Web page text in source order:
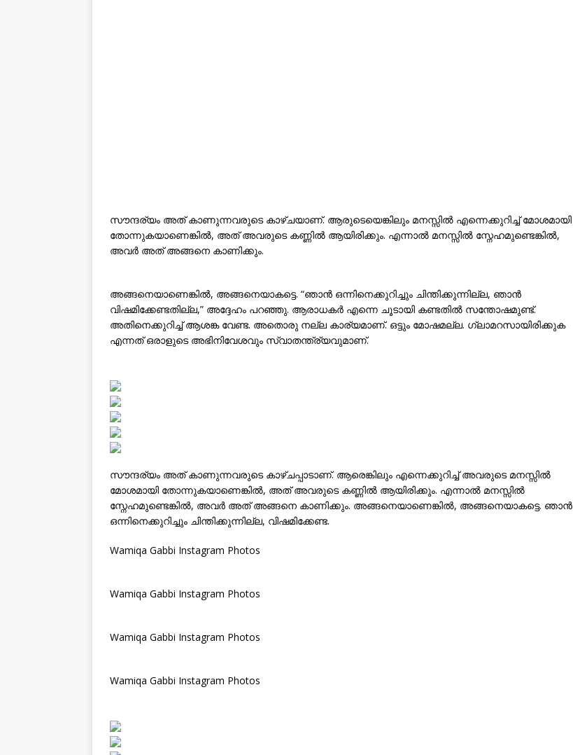
സൗന്ദര്യം അത് കാണുന്നവരുടെ കാഴ്ചയാണ്. ആരുടെയെങ്കിലും മനസ്സിൽ എന്നെക്കുറിച്ച് മോശമായി
തോന്നുകയാണെങ്കിൽ, അത് അവരുടെ കണ്ണിൽ ആയിരിക്കും. എന്നാൽ മനസ്സിൽ സ്നേഹമുണ്ടെങ്കിൽ,
അവർ അത് അങ്ങനെ കാണിക്കും.
അങ്ങനെയാണെങ്കിൽ, അങ്ങനെയാകട്ടെ. “ഞാൻ ഒന്നിനെക്കുറിച്ചും ചിന്തിക്കുന്നില്ല, ഞാൻ
വിഷമിക്കേണ്ടതില്ല,” അദ്ദേഹം പറഞ്ഞു. ആരാധകർ എന്നെ ചൂടായി കണ്ടതിൽ സന്തോഷമുണ്ട്.
അതിനെക്കുറിച്ച് ആശങ്ക വേണ്ട. അതൊരു നല്ല കാര്യമാണ്. ഒട്ടും മോഷമല്ല. ഗ്ലാമറസായിരിക്കുക
എന്നത് ഒരാളുടെ അഭിനിവേശവും സ്വാതന്ത്ര്യവുമാണ്.
സൗന്ദര്യം അത് കാണുന്നവരുടെ കാഴ്ചപ്പാടാണ്. ആരെങ്കിലും എന്നെക്കുറിച്ച് അവരുടെ മനസ്സിൽ
മോശമായി തോന്നുകയാണെങ്കിൽ, അത് അവരുടെ കണ്ണിൽ ആയിരിക്കും. എന്നാൽ മനസ്സിൽ
സ്നേഹമുണ്ടെങ്കിൽ, അവർ അത് അങ്ങനെ കാണിക്കും. അങ്ങനെയാണെങ്കിൽ, അങ്ങനെയാകട്ടെ. ഞാൻ
ഒന്നിനെക്കുറിച്ചും ചിന്തിക്കുന്നില്ല, വിഷമിക്കേണ്ട.
Wamiqa Gabbi Instagram Photos
Wamiqa Gabbi Instagram Photos
Wamiqa Gabbi Instagram Photos
Wamiqa Gabbi Instagram Photos